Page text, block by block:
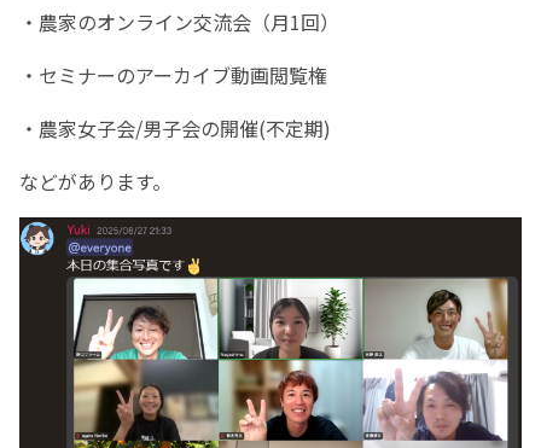
・農家のオンライン交流会（月1回）
・セミナーのアーカイブ動画閲覧権
・農家女子会/男子会の開催(不定期)
などがあります。